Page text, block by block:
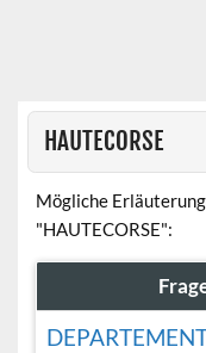
HAUTECORSE
Mögliche
"HAUTECORSE":